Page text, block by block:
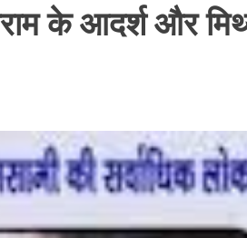
के आदर्श और